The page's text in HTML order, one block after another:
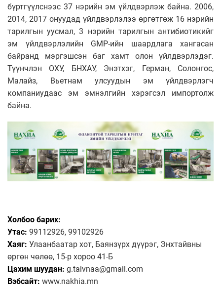
бүртгүүлснээс 37 нэрийн эм үйлдвэрлэж байна. 2006,
2014, 2017 онуудад үйлдвэрлэлээ өргөтгөж 16 нэрийн
тарилгын уусмал, 3 нэрийн тарилгын антибиотикийг
эм үйлдвэрлэлийн GMP-ийн шаардлага хангасан
байранд мэргэшсэн баг хамт олон үйлдвэрлэдэг.
Түүнчлэн ОХУ, БНХАУ, Энэтхэг, Герман, Солонгос,
Малайз, Вьетнам улсуудын эм үйлдвэрлэгч
компаниудаас эм эмнэлгийн хэрэгсэл импортолж
байна.
Холбоо барих:
Утас: 99112926, 99102926
Хаяг: Улаанбаатар хот, Баянзүрх дүүрэг, Энхтайвны
өргөн чөлөө, 15-р хороо 41-Б
Цахим шуудан: g.taivnaa@gmail.com
Вэбсайт: www.nakhia.mn